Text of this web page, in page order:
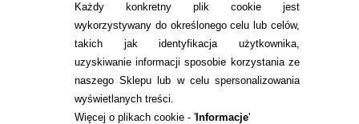
Każdy konkretny plik cookie jest
wykorzystywany do określonego celu lub celów,
takich jak identyfikacja użytkownika,
uzyskiwanie informacji sposobie korzystania ze
naszego Sklepu lub w celu spersonalizowania
wyświetlanych treści.
Więcej o plikach cookie - 'Informacje'
INFORMACJE KONTAKTOWE